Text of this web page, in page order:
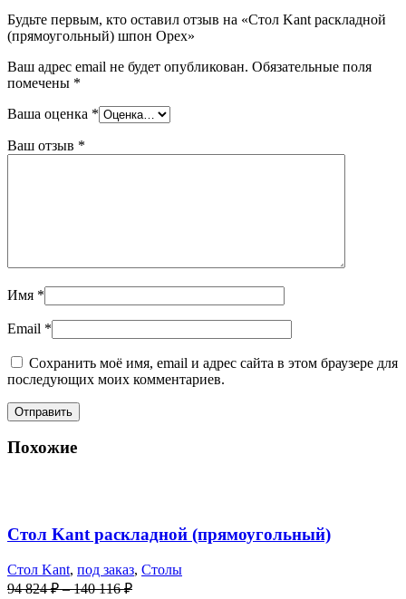
Будьте первым, кто оставил отзыв на «Стол Kant раскладной
(прямоугольный) шпон Орех»
Ваш адрес email не будет опубликован. Обязательные поля
помечены *
Ваша оценка *
Ваш отзыв *
Имя *
Email *
Сохранить моё имя, email и адрес сайта в этом браузере для
последующих моих комментариев.
Похожие
Стол Kant раскладной (прямоугольный)
Стол Kant, под заказ, Столы
94 824₽ – 140 116₽